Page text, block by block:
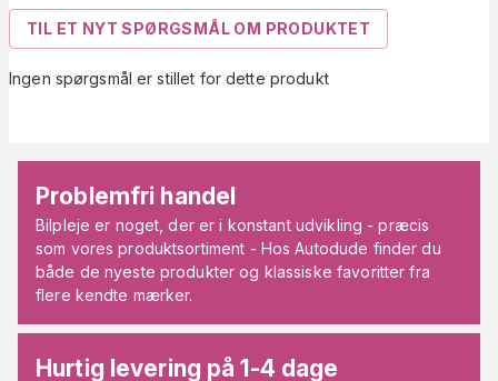
TIL ET NYT SPØRGSMÅL OM PRODUKTET
Ingen spørgsmål er stillet for dette produkt
Problemfri handel
Bilpleje er noget, der er i konstant udvikling - præcis
som vores produktsortiment - Hos Autodude finder du
både de nyeste produkter og klassiske favoritter fra
flere kendte mærker.
Hurtig levering på 1-4 dage